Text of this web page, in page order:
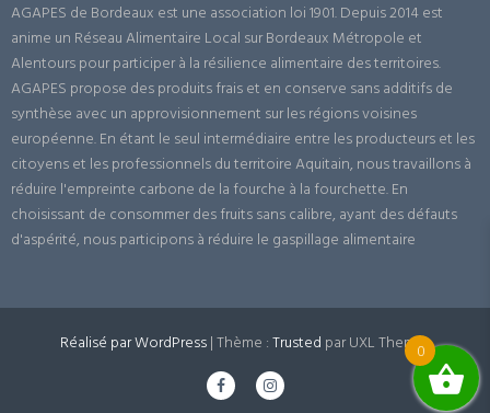
AGAPES de Bordeaux est une association loi 1901. Depuis 2014 est
anime un Réseau Alimentaire Local sur Bordeaux Métropole et
Alentours pour participer à la résilience alimentaire des territoires.
AGAPES propose des produits frais et en conserve sans additifs de
synthèse avec un approvisionnement sur les régions voisines
européenne. En étant le seul intermédiaire entre les producteurs et les
citoyens et les professionnels du territoire Aquitain, nous travaillons à
réduire l'empreinte carbone de la fourche à la fourchette. En
choisissant de consommer des fruits sans calibre, ayant des défauts
d'aspérité, nous participons à réduire le gaspillage alimentaire
Réalisé par WordPress|Thème :Trusted par UXL Themes
0